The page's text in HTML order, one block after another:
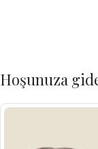
Hoşunuza